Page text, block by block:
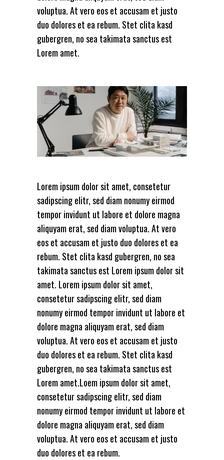
voluptua. At vero eos et accusam et justo
duo dolores et ea rebum. Stet clita kasd
gubergren, no sea takimata sanctus est
Lorem amet.
Lorem ipsum dolor sit amet, consetetur
sadipscing elitr, sed diam nonumy eirmod
tempor invidunt ut labore et dolore magna
aliquyam erat, sed diam voluptua. At vero
eos et accusam et justo duo dolores et ea
rebum. Stet clita kasd gubergren, no sea
takimata sanctus est Lorem ipsum dolor sit
amet. Lorem ipsum dolor sit amet,
consetetur sadipscing elitr, sed diam
nonumy eirmod tempor invidunt ut labore et
dolore magna aliquyam erat, sed diam
voluptua. At vero eos et accusam et justo
duo dolores et ea rebum. Stet clita kasd
gubergren, no sea takimata sanctus est
Lorem amet.Loem ipsum dolor sit amet,
consetetur sadipscing elitr, sed diam
nonumy eirmod tempor invidunt ut labore et
dolore magna aliquyam erat, sed diam
voluptua. At vero eos et accusam et justo
duo dolores et ea rebum.